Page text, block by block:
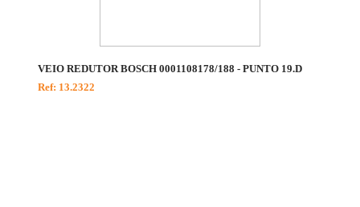
VEIO REDUTOR BOSCH 0001108178/188 - PUNTO 19.D
Ref: 13.2322